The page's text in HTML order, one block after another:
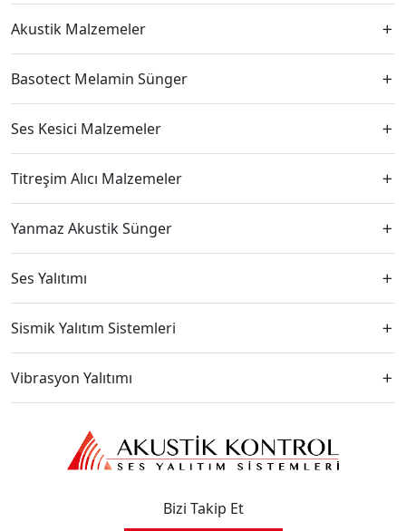
Akustik Malzemeler
Basotect Melamin Sünger
Ses Kesici Malzemeler
Titreşim Alıcı Malzemeler
Yanmaz Akustik Sünger
Ses Yalıtımı
Sismik Yalıtım Sistemleri
Vibrasyon Yalıtımı
Bizi Takip Et